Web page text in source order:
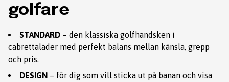
golfare
STANDARD – den klassiska golfhandsken i
cabrettaläder med perfekt balans mellan känsla, grepp
och pris.
DESIGN – för dig som vill sticka ut på banan och visa